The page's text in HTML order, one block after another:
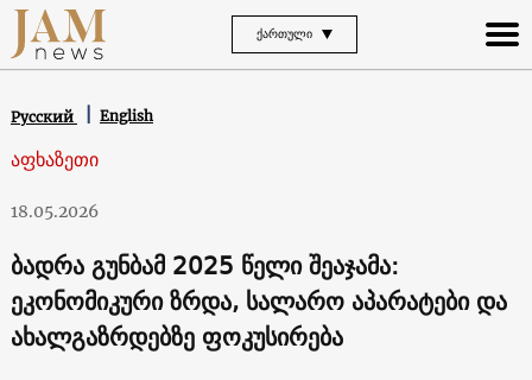
ᲥᲐᲠᲗᲣᲚᲘ
Русский English
აფხაზეთი
18.05.2026
ბადრა გუნბამ 2025 წელი შეაჯამა:
ეკონომიკური ზრდა, სალარო აპარატები და
ახალგაზრდებზე ფოკუსირება